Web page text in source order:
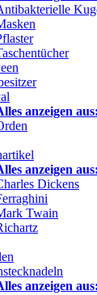
anzeigen aus:
anzeigen aus:
Dickens
Twain
anzeigen aus: